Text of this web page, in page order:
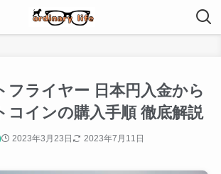
フライヤー 日本円入金から
コインの購入手順 徹底解説
2023年3月23日 2023年7月11日